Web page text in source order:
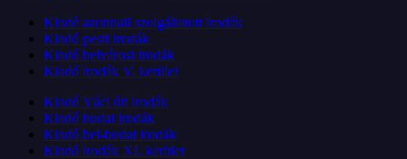
Kiadó azonnali szolgáltatott irodák
Kiadó pesti irodák
Kiadó belvárosi irodák
Kiadó irodák V. kerület
Kiadó Váci úti irodák
Kiadó budai irodák
Kiadó bel-budai irodák
Kiadó irodák XI. kerület